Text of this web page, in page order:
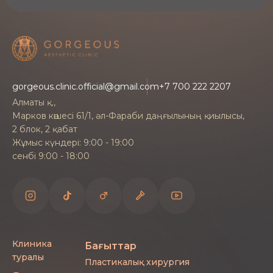
Реабилитация
Кеудені үлкейтуден кейінгі қалпына келу
біртіндеп өтеді: осы кезеңде дәрігердің
ұсыныстарын сақтау, күш түсуді шектеу және
арнайы компрессиялық іш киім кию маңызды.
Реабилитация бойынша жеке ұсыныстарды
Алматыда кеудені үлкейту бойынша
консультацияға Gorgeous клиникасының
gorgeous.clinic.official@gmail.com+7 700 222 2207
Алматы қ.,
Марков көшесі 61/1, әл-Фараби даңғылының қиылысы,
2 блок, 2 қабат
Жұмыс күндері: 9:00 - 19:00
сенбі 9:00 - 18:00
Клиника
туралы
Бағыттар
Пластикалық хирургия